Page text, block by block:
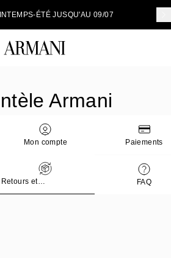
ÉTÉ JUSQU'AU 09/07
Armani
Mon compte Paiements
Retours et
remboursements
FAQ